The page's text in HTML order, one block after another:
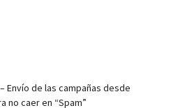
Envío de las campañas desde
no caer en “Spam”